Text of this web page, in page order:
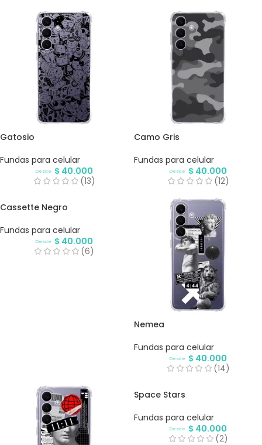
Gatosio
Fundas para celular
Desde $ 40.000
(13)
Camo Gris
Fundas para celular
Desde $ 40.000
(12)
Cassette Negro
Fundas para celular
Desde $ 40.000
(6)
Nemea
Fundas para celular
Desde $ 40.000
(14)
Space Stars
Fundas para celular
Desde $ 40.000
(2)